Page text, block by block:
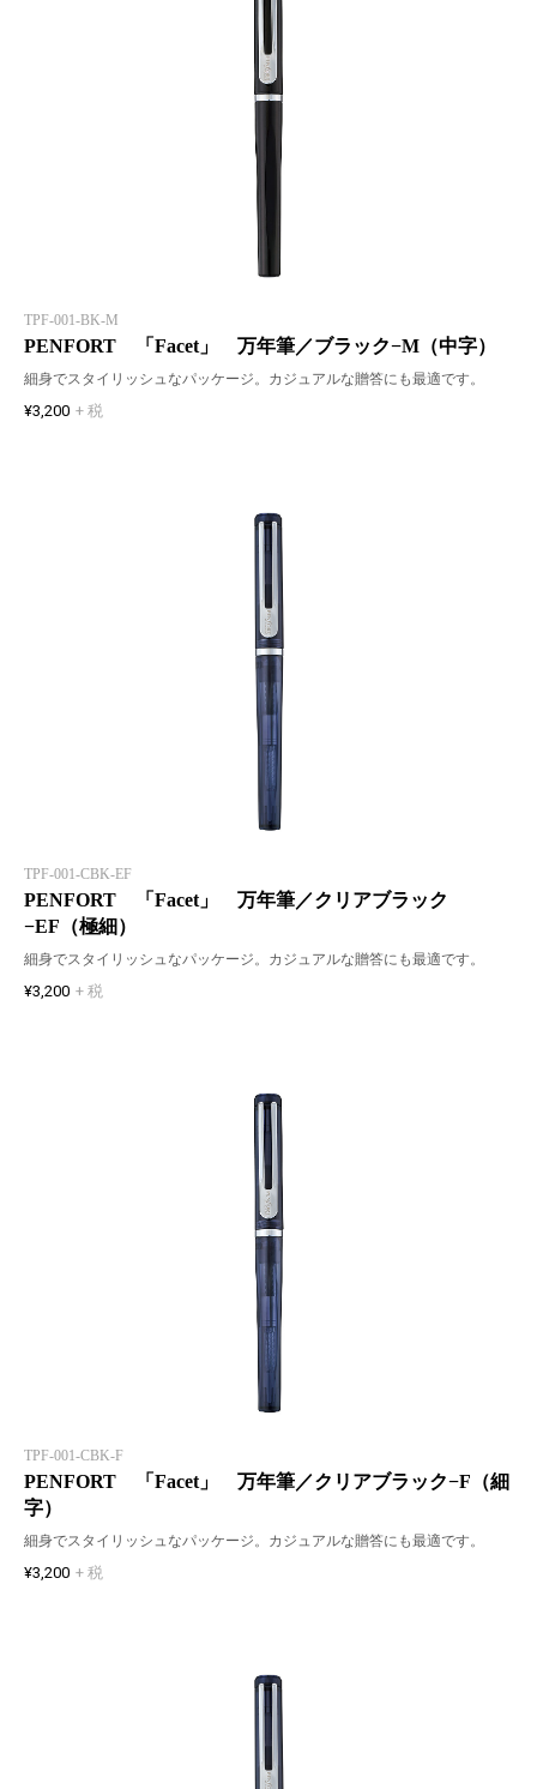
TPF-001-BK-M
PENFORT 「Facet」 万年筆／ブラック−M（中字）
細身でスタイリッシュなパッケージ。カジュアルな贈答にも最適です。
¥3,200 + 税
TPF-001-CBK-EF
PENFORT 「Facet」 万年筆／クリアブラック
−EF（極細）
細身でスタイリッシュなパッケージ。カジュアルな贈答にも最適です。
¥3,200 + 税
TPF-001-CBK-F
PENFORT 「Facet」 万年筆／クリアブラック−F（細
字）
細身でスタイリッシュなパッケージ。カジュアルな贈答にも最適です。
¥3,200 + 税